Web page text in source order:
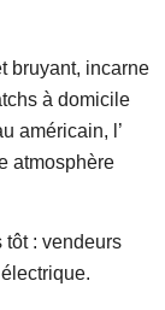
bruyant, incarne
à domicile
américain, l’
atmosphère
tôt : vendeurs